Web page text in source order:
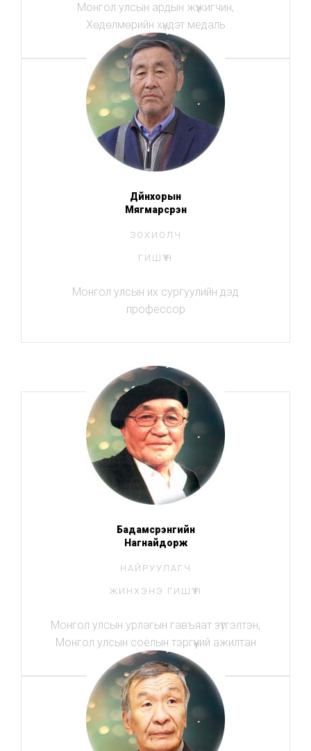
Монгол улсын ардын жүжигчин,
Хөдөлмөрийн хүндэт медаль
Дүйнхорын
Мягмарсүрэн
ЗОХИОЛЧ
ГИШҮҮН
Монгол улсын их сургуулийн дэд
профессор
Бадамсүрэнгийн
Нагнайдорж
НАЙРУУЛАГЧ
ЖИНХЭНЭ ГИШҮҮН
Монгол улсын урлагын гавъяат зүтгэлтэн,
Монгол улсын соёлын тэргүүний ажилтан